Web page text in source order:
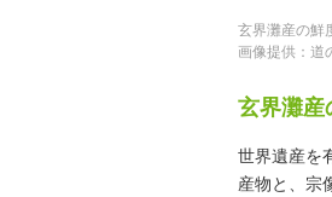
玄界灘産の鮮
画像提供：道
玄界灘産
世界遺産を
産物と、宗